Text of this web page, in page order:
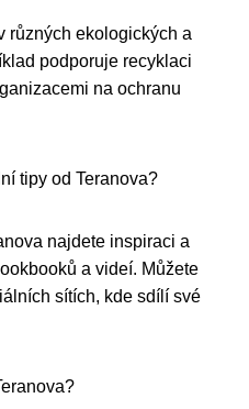
různých ekologických a
podporuje recyklaci
na ochranu
tipy od Teranova?
najdete inspiraci a
a videí. Můžete
sítích, kde sdílí své